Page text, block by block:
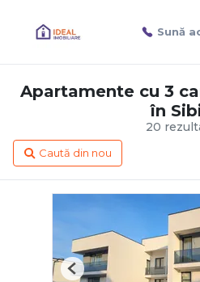
Sună
20
Apartamente cu 3
în
Caută din nou
Previous